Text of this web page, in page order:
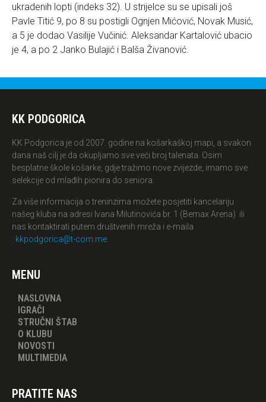
ukradenih lopti (indeks 32). U strijelce su se upisali još
Pavle Titić 9, po 8 su postigli Ognjen Mićović, Novak Musić,
a 5 je dodao Vasilije Vučinić. Aleksandar Kartalović ubacio
je 4, a po 2 Janko Bulajić i Balša Živanović.
KK PODGORICA
KK Podgorica je od 2007. godine na košarkaškoj mapi, a svakon
dana naš cilj je da okupljamo sve veći broj talenata. Osim
besplatne škole košarke, gdje tražimo nove zvijezde, imamo sve
selekcije od mlađih pionira do seniora.
Za više informacija o treninzima možete posjetiti kancelariju
našeg kluba na adresi Ivana Milutinovića br. 1 (Bemax Arena) ili
nas kontaktirati putem društvenih mreža i e-maila
: kkpodgorica@t-com.me
MENU
NASLOVNA
IGRAČI
STRUČNI ŠTAB
O KLUBU
NOVOSTI
MULTIMEDIA
PRATITE NAS